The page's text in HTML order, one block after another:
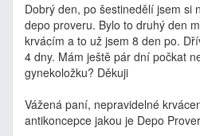
Dobrý den, po šestinedělí jsem si
depo proveru. Bylo to druhý den
krvácím a to už jsem 8 den po.
4 dny. Mám ještě pár dní počkat
gynekoložku? Děkuji
Vážená paní, nepravidelné
antikoncepce jakou je Depo